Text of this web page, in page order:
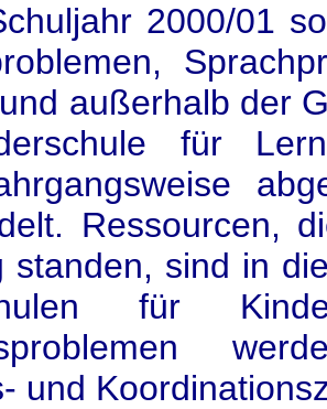
2000/01
außerhalb der
für
Ressourcen,
standen, sind in
für
und